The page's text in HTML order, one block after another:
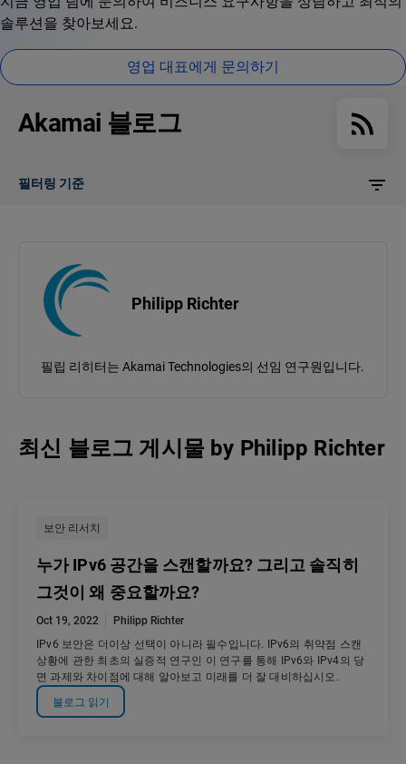
솔루션을 찾아보세요.
영업 대표에게 문의하기
Akamai 블로그
필터링 기준
Philipp Richter
필립 리히터는 Akamai Technologies의 선임 연구원입니다.
최신 블로그 게시물 by Philipp Richter
보안 리서치
누가 IPv6 공간을 스캔할까요? 그리고 솔직히
그것이 왜 중요할까요?
Oct 19, 2022
Philipp Richter
IPv6 보안은 더이상 선택이 아니라 필수입니다. IPv6의 취약점 스캔
상황에 관한 최초의 실증적 연구인 이 연구를 통해 IPv6와 IPv4의 당
면 과제와 차이점에 대해 알아보고 미래를 더 잘 대비하십시오.
블로그 읽기